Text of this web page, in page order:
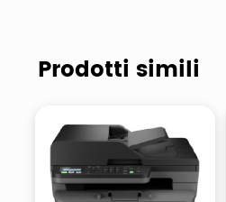
Prodotti simili